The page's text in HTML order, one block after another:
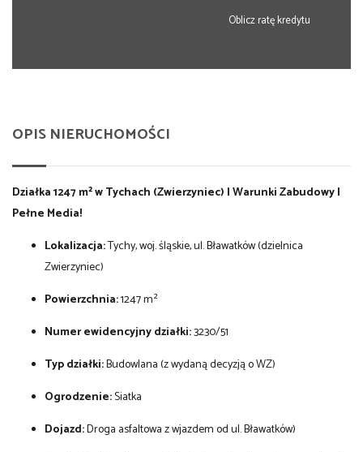
Oblicz ratę kredytu
OPIS NIERUCHOMOŚCI
Działka 1247 m² w Tychach (Zwierzyniec) | Warunki Zabudowy |
Pełne Media!
Lokalizacja:Tychy, woj. śląskie, ul. Bławatków (dzielnica
Zwierzyniec)
Powierzchnia:1247 m²
Numer ewidencyjny działki:3230/51
Typ działki:Budowlana (z wydaną decyzją o WZ)
Ogrodzenie:Siatka
Dojazd:Droga asfaltowa z wjazdem od ul. Bławatków)